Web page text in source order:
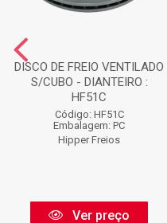
DISCO DE FREIO VENTILADO
S/CUBO - DIANTEIRO :
HF51C
Código: HF51C
Embalagem: PC
Hipper Freios
Ver preço